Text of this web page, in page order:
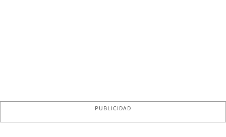
PUBLICIDAD